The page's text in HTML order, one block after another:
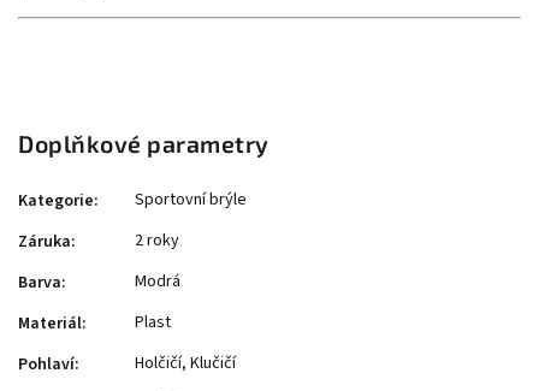
Doplňkové parametry
Kategorie:
Sportovní brýle
Záruka:
2 roky
Barva:
Modrá
Materiál:
Plast
Pohlaví:
Holčičí, Klučičí